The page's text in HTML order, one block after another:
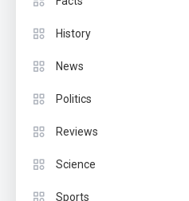
History
News
Politics
Reviews
Science
Sports